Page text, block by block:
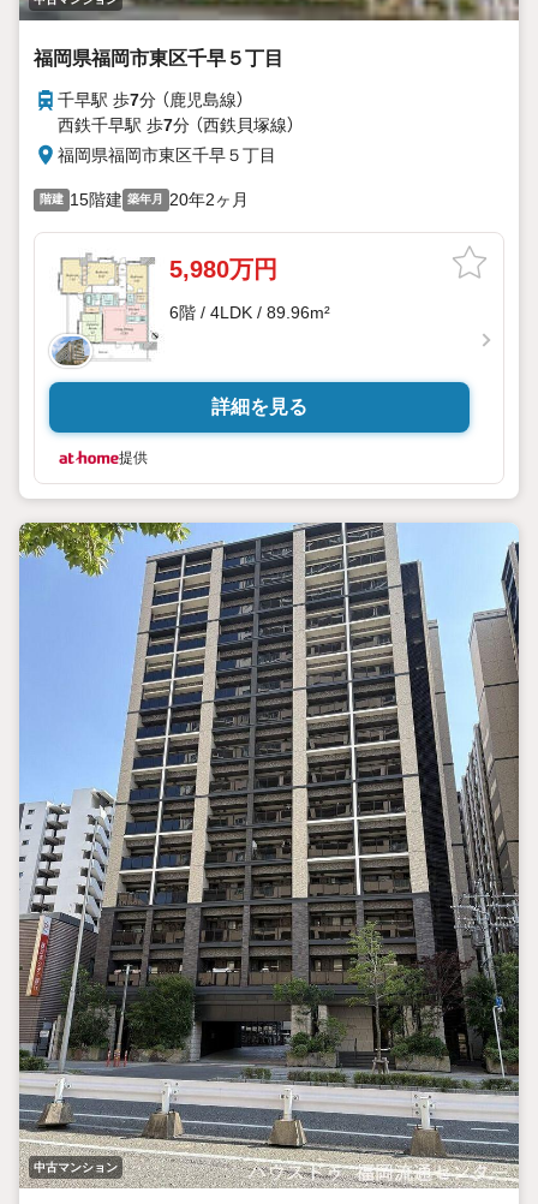
福岡県福岡市東区千早５丁目
千早駅 歩7分 （鹿児島線）
西鉄千早駅 歩7分 （西鉄貝塚線）
福岡県福岡市東区千早５丁目
階建 15階建 築年月 20年2ヶ月
5,980万円
6階 / 4LDK / 89.96m²
詳細を見る
提供
中古マンション